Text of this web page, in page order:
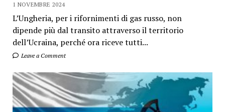
1 NOVEMBRE 2024
L’Ungheria, per i rifornimenti di gas russo, non
dipende più dal transito attraverso il territorio
dell’Ucraina, perché ora riceve tutti...
Leave a Comment